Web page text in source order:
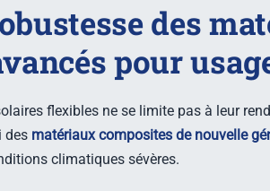
des
pour
flexibles ne se limite pas à leur
des matériaux composites de nouvelle
climatiques sévères.